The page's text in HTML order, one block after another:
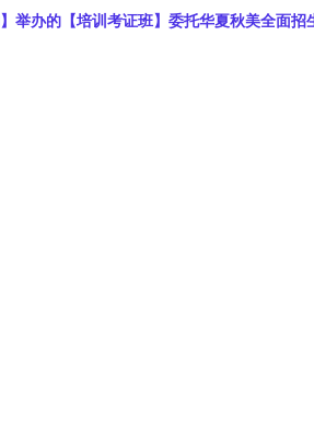
举办的【培训考证班】委托华夏秋美全面招